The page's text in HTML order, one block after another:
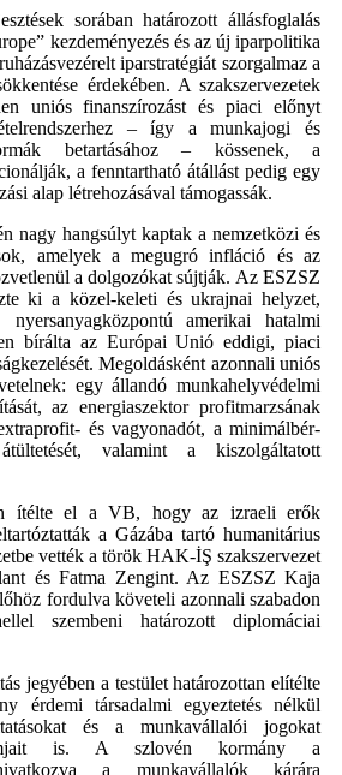
sorában határozott állásfoglalás
kezdeményezés és az új iparpolitika
iparstratégiát szorgalmaz a
érdekében. A szakszervezetek
uniós finanszírozást és piaci előnyt
– így a munkajogi és
betartásához – kössenek, a
a fenntartható átállást pedig egy
alap létrehozásával támogassák.
nagy hangsúlyt kaptak a nemzetközi és
amelyek a megugró infláció és az
a dolgozókat sújtják. Az ESZSZ
ki a közel-keleti és ukrajnai helyzet,
amerikai hatalmi
bírálta az Európai Unió eddigi, piaci
Megoldásként azonnali uniós
egy állandó munkahelyvédelmi
az energiaszektor profitmarzsának
és vagyonadót, a minimálbér-
valamint a kiszolgáltatott
ítélte el a VB, hogy az izraeli erők
a Gázába tartó humanitárius
vették a török HAK-İŞ szakszervezet
és Fatma Zengint. Az ESZSZ Kaja
fordulva követeli azonnali szabadon
szembeni határozott diplomáciai
jegyében a testület határozottan elítélte
érdemi társadalmi egyeztetés nélkül
és a munkavállalói jogokat
is. A szlovén kormány a
hivatkozva a munkavállalók kárára